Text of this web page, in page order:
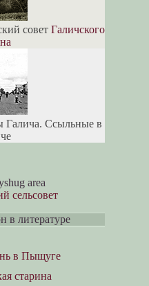
совет Галичского
Ссыльные в
area
сельсовет
в литературе
в Пыщуге
старина